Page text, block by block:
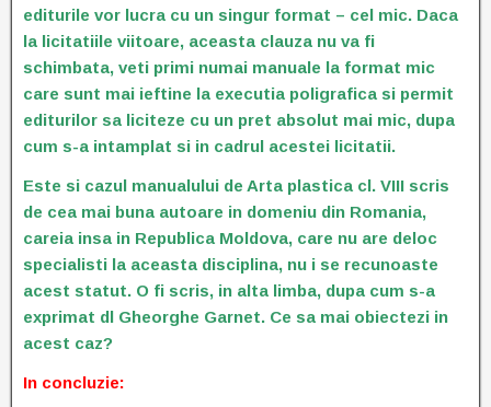
editurile vor lucra cu un singur format – cel mic. Daca
la licitatiile viitoare, aceasta clauza nu va fi
schimbata, veti primi numai manuale la format mic
care sunt mai ieftine la executia poligrafica si permit
editurilor sa liciteze cu un pret absolut mai mic, dupa
cum s-a intamplat si in cadrul acestei licitatii.
Este si cazul manualului de Arta plastica cl. VIII scris
de cea mai buna autoare in domeniu din Romania,
careia insa in Republica Moldova, care nu are deloc
specialisti la aceasta disciplina, nu i se recunoaste
acest statut. O fi scris, in alta limba, dupa cum s-a
exprimat dl Gheorghe Garnet. Ce sa mai obiectezi in
acest caz?
In concluzie: